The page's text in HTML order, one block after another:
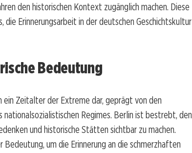
den historischen Kontext zugänglich machen. Diese
die Erinnerungsarbeit in der deutschen Geschichtskultur
Bedeutung
Zeitalter der Extreme dar, geprägt von den
Regimes. Berlin ist bestrebt, den
und historische Stätten sichtbar zu machen.
um die Erinnerung an die schmerzhaften